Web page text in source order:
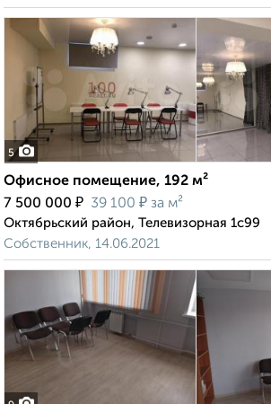
5
Офисное помещение, 192 м²
7 500 000 ₽ 39 100 ₽ за м²
Октябрьский район, Телевизорная 1с99
Собственник, 14.06.2021